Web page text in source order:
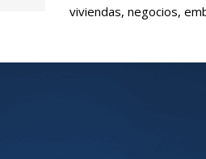
viviendas, negocios,